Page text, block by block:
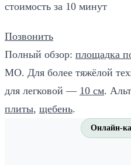
стоимость за 10 минут
Позвонить
Полный обзор: площадка
МО. Для более тяжёлой
для легковой — 10 см.
плиты, щебень.
Онлайн-